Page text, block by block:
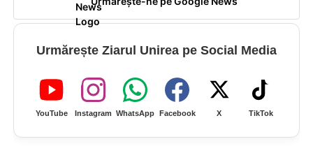
Urmărește Ziarul Unirea pe Social Media
YouTube Instagram WhatsApp Facebook X TikTok